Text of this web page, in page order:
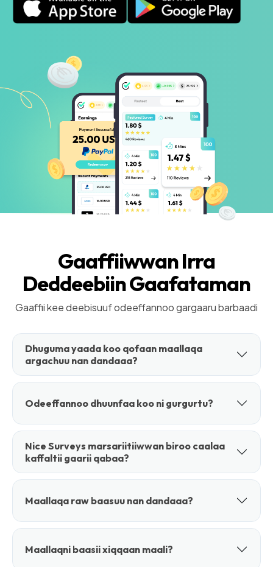
Gaaffiiwwan Irra
Deddeebiin Gaafataman
Gaaffii kee deebisuuf odeeffannoo gargaaru barbaadi
Dhuguma yaada koo qofaan maallaqa
argachuu nan dandaaa?
Odeeffannoo dhuunfaa koo ni gurgurtu?
Nice Surveys marsariitiiwwan biroo caalaa
kaffaltii gaarii qabaa?
Maallaqa raw baasuu nan dandaaa?
Maallaqni baasii xiqqaan maali?